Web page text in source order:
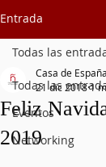
Entrada
Todas las
Eventos
Networking
Todas las
Feliz
2019
Casa de
21 dic 20181